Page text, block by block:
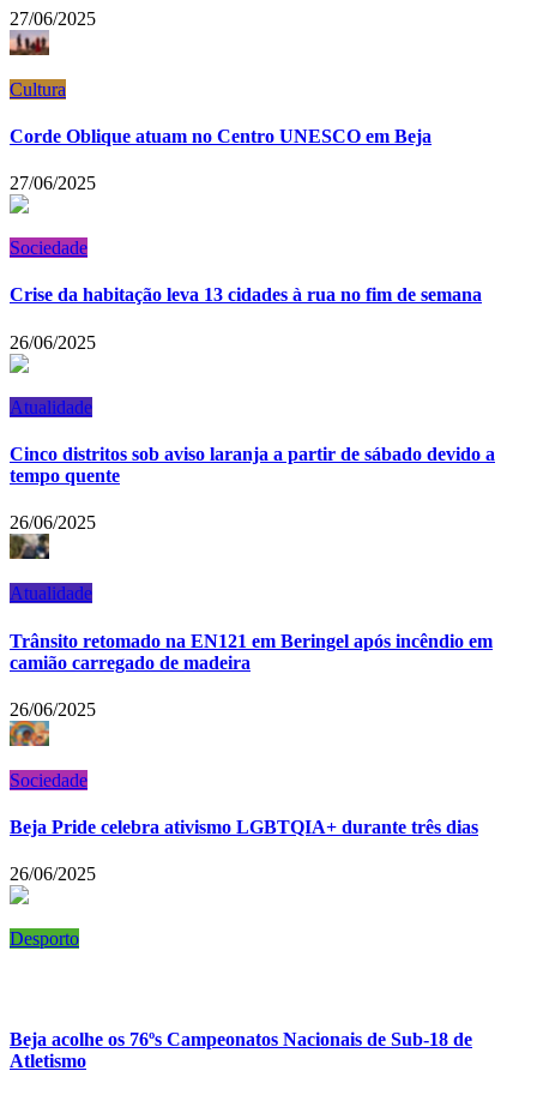
27/06/2025
Cultura
Corde Oblique atuam no Centro UNESCO em Beja
27/06/2025
Sociedade
Crise da habitação leva 13 cidades à rua no fim de semana
26/06/2025
Atualidade
Cinco distritos sob aviso laranja a partir de sábado devido a
tempo quente
26/06/2025
Atualidade
Trânsito retomado na EN121 em Beringel após incêndio em
camião carregado de madeira
26/06/2025
Sociedade
Beja Pride celebra ativismo LGBTQIA+ durante três dias
26/06/2025
Desporto
Beja acolhe os 76ºs Campeonatos Nacionais de Sub-18 de
Atletismo